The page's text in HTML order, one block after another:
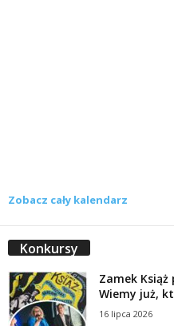
Zobacz cały kalendarz
Konkursy
Zamek Książ
Wiemy już,
16 lipca 2026